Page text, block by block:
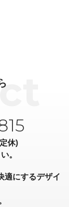
休)
。
適にするデザイ